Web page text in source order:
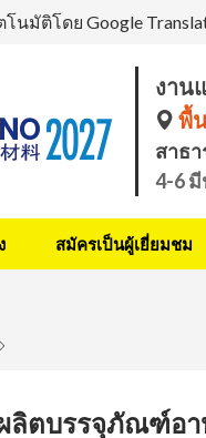
นมัติโดย Google
งาน
พื้
สาธ
4-6
สมัครเป็นผู้เยี่ยมชม
ตบรรจุภัณฑ์อา